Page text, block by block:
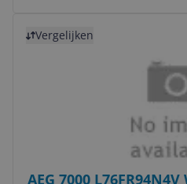
Vergelijken
AEG 7000